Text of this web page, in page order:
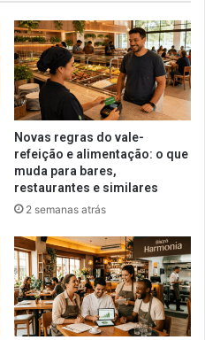
Novas regras do vale-
refeição e alimentação: o que
muda para bares,
restaurantes e similares
2 semanas atrás